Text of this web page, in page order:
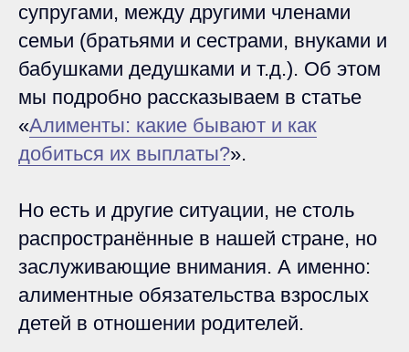
супругами, между другими членами
семьи (братьями и сестрами, внуками и
бабушками дедушками и т.д.). Об этом
мы подробно рассказываем в статье
«Алименты: какие бывают и как
добиться их выплаты?».
Но есть и другие ситуации, не столь
распространённые в нашей стране, но
заслуживающие внимания. А именно:
алиментные обязательства взрослых
детей в отношении родителей.